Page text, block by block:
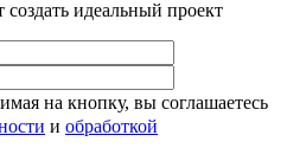
идеальный проект
на кнопку, вы соглашаетесь
и обработкой